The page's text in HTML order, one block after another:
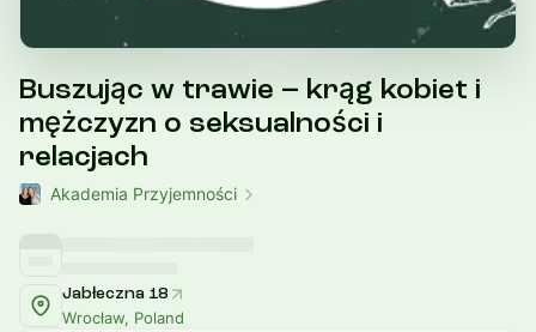
Buszując w trawie – krąg kobiet i
mężczyzn o seksualności i
relacjach
Akademia Przyjemności
Jabłeczna 18
Wrocław, Poland